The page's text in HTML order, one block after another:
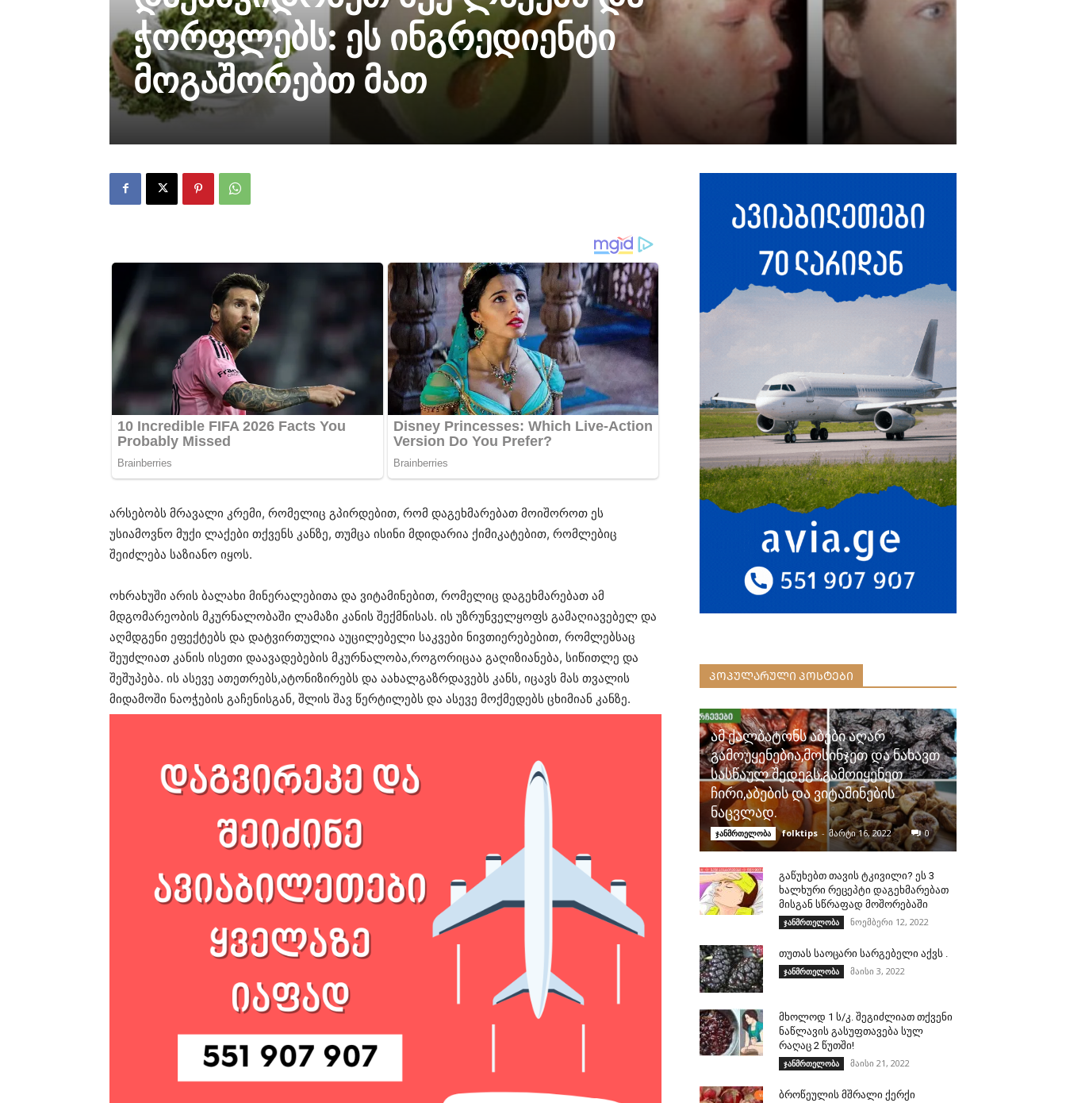
ჭორფლებს: ეს ინგრედიენტი
მოგაშორებთ მათ
არსებობს მრავალი კრემი, რომელიც გპირდებით, რომ დაგეხმარებათ მოიშოროთ ეს
უსიამოვნო მუქი ლაქები თქვენს კანზე, თუმცა ისინი მდიდარია ქიმიკატებით, რომლებიც
შეიძლება საზიანო იყოს.
ოხრახუში არის ბალახი მინერალებითა და ვიტამინებით, რომელიც დაგეხმარებათ ამ
მდგომარეობის მკურნალობაში ლამაზი კანის შექმნისას. ის უზრუნველყოფს გამაღიავებელ და
აღმდგენი ეფექტებს და დატვირთულია აუცილებელი საკვები ნივთიერებებით, რომლებსაც
შეუძლიათ კანის ისეთი დაავადებების მკურნალობა,როგორიცაა გაღიზიანება, სიწითლე და
შეშუპება. ის ასევე ათეთრებს,ატონიზირებს და აახალგაზრდავებს კანს, იცავს მას თვალის
მიდამოში ნაოჭების გაჩენისგან, შლის შავ წერტილებს და ასევე მოქმედებს ცხიმიან კანზე.
ᲞᲝᲞᲣᲚᲐᲠᲣᲚᲘ ᲞᲝᲡᲢᲔᲑᲘ
ამ ქალბატონს აბები აღარ
გამოუყენებია,მოსინჯეთ და ნახავთ
სასწაულ შედეგს,გამოიყენეთ
ჩირი,აბების და ვიტამინების
ნაცვლად.
ჯანმრთელობა folktips - მარტი 16, 2022 0
გაწუხებთ თავის ტკივილი? ეს 3
ხალხური რეცეპტი დაგეხმარებათ
მისგან სწრაფად მოშორებაში
ჯანმრთელობა ნოემბერი 12, 2022
თუთას საოცარი სარგებელი აქვს .
ჯანმრთელობა მაისი 3, 2022
მხოლოდ 1 ს/კ. შეგიძლიათ თქვენი
ნაწლავის გასუფთავება სულ
რაღაც 2 წუთში!
ჯანმრთელობა მაისი 21, 2022
ბროწეულის მშრალი ქერქი